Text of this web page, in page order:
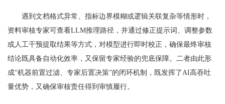
遇到文档格式异常、指标边界模糊或逻辑关联复杂等情形时，
资料审核专家可查看LLM推理路径，并通过修正提示词、调整参数
或人工干预提取结果等方式，对模型进行即时校正，确保最终审核
结论既具备自动化效率，又保留专家经验的兜底保障。二者由此形
成“机器前置过滤、专家后置决策”的闭环机制，既发挥了AI高吞吐
量优势，又确保审核责任得到审慎履行。